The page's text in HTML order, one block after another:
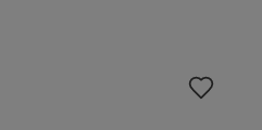
Aggiungi